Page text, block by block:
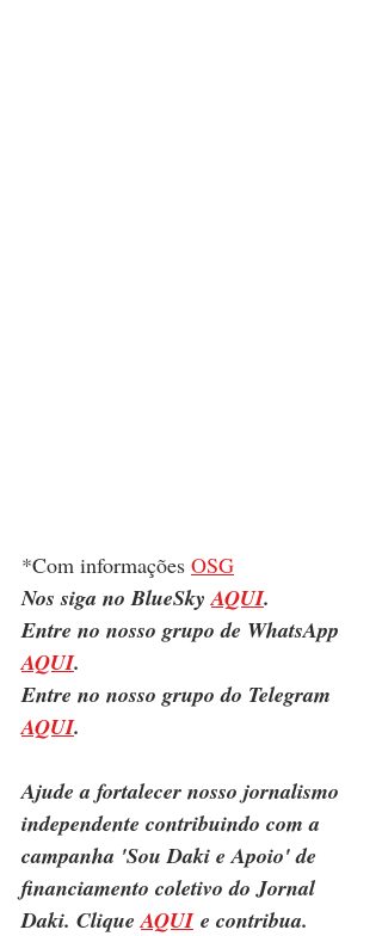
*Com informações OSG
Nos siga no BlueSky AQUI.
Entre no nosso grupo de WhatsApp
AQUI.
Entre no nosso grupo do Telegram
AQUI.
Ajude a fortalecer nosso jornalismo
independente contribuindo com a
campanha 'Sou Daki e Apoio' de
financiamento coletivo do Jornal
Daki. Clique AQUI e contribua.